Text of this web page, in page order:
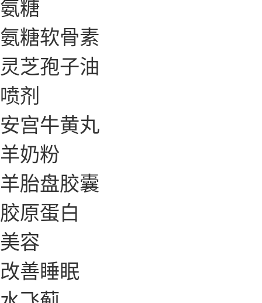
氨糖
氨糖软骨素
灵芝孢子油
喷剂
安宫牛黄丸
羊奶粉
羊胎盘胶囊
胶原蛋白
美容
改善睡眠